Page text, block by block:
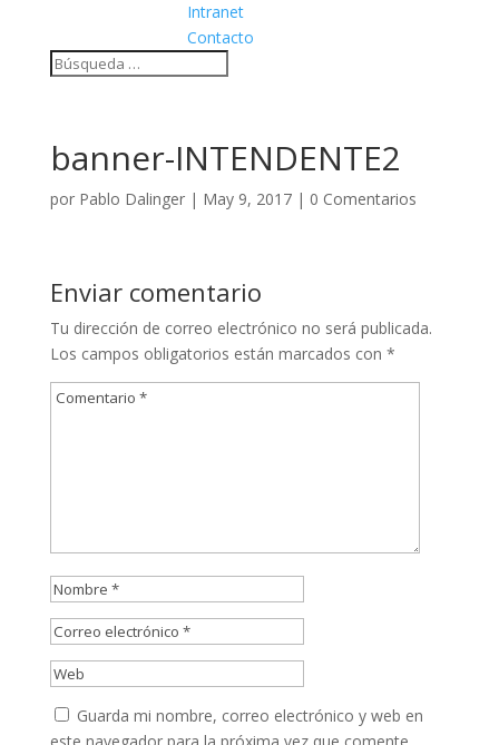
Intranet
Contacto
banner-INTENDENTE2
por Pablo Dalinger| May 9, 2017| 0 Comentarios
Enviar comentario
Tu dirección de correo electrónico no será publicada.
Los campos obligatorios están marcados con *
Guarda mi nombre, correo electrónico y web en